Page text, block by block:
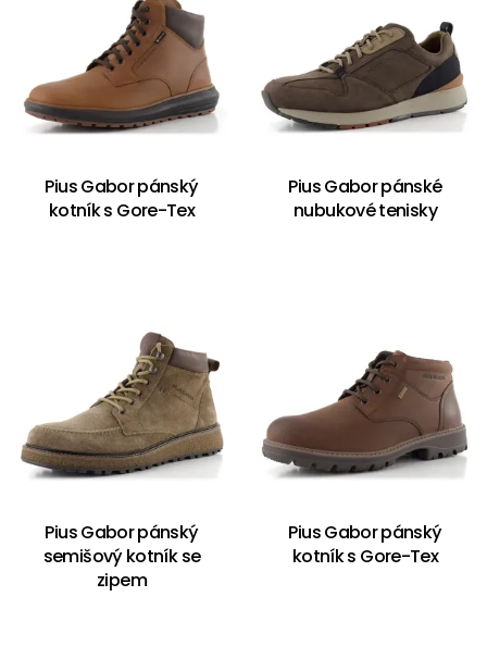
Pius Gabor pánský
kotník s Gore-Tex
Pius Gabor pánské
nubukové tenisky
Pius Gabor pánský
semišový kotník se
zipem
Pius Gabor pánský
kotník s Gore-Tex